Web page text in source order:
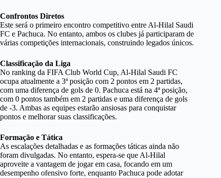
Confrontos Diretos
Este será o primeiro encontro competitivo entre Al-Hilal Saudi
FC e Pachuca. No entanto, ambos os clubes já participaram de
várias competições internacionais, construindo legados únicos.
Classificação da Liga
No ranking da FIFA Club World Cup, Al-Hilal Saudi FC
ocupa atualmente a 3ª posição com 2 pontos em 2 partidas,
com uma diferença de gols de 0. Pachuca está na 4ª posição,
com 0 pontos também em 2 partidas e uma diferença de gols
de -3. Ambas as equipes estarão ansiosas para conquistar
pontos e melhorar suas classificações.
Formação e Tática
As escalações detalhadas e as formações táticas ainda não
foram divulgadas. No entanto, espera-se que Al-Hilal
aproveite a vantagem de jogar em casa, focando em um
desempenho ofensivo forte, enquanto Pachuca pode adotar